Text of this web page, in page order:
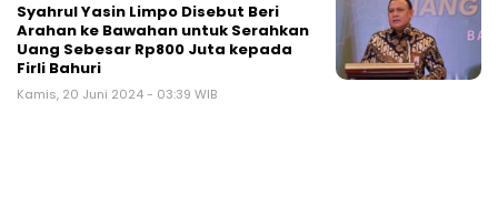
Syahrul Yasin Limpo Disebut Beri
Arahan ke Bawahan untuk Serahkan
Uang Sebesar Rp800 Juta kepada
Firli Bahuri
Kamis, 20 Juni 2024 - 03:39 WIB